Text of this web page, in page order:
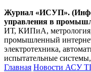
Журнал «ИСУП».
управления в
ИТ, КИПиА,
промышленный
электротехника,
испытательные
Главная Новости АСУ